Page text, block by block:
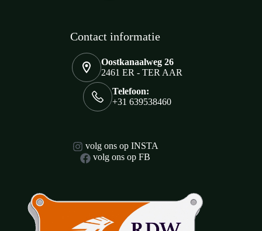
Contact informatie
Oostkanaalweg 26
2461 ER - TER AAR
Telefoon:
+31 639538460
volg ons op INSTA
volg ons op FB